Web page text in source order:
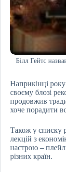
Білл Гейтс
Наприкінці року
своєму блозі
продовжив
хоче порадити
Також у списку
лекцій з
настрою –
різних країн.